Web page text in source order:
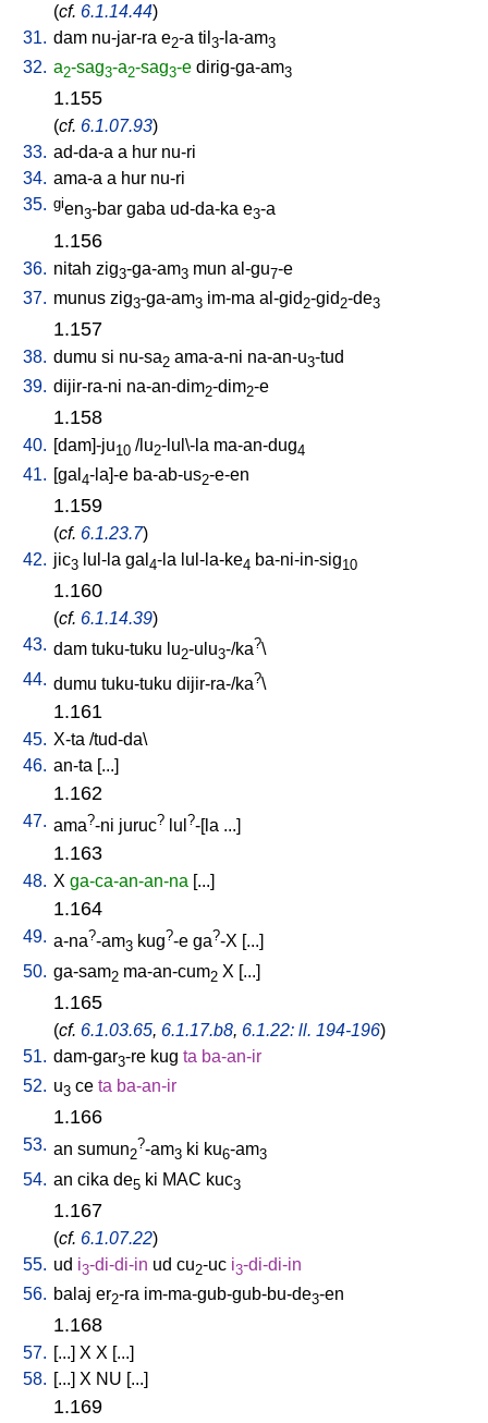
(cf. 6.1.14.44)
31. dam nu-jar-ra e2-a til 3-la-am3
32. a2-sag3-a2-sag3-e dirig-ga-am3
1.155
(cf. 6.1.07.93)
33. ad-da-a a hur nu-ri
34. ama-a a hur nu-ri
35. gien3-bar gaba ud-da-ka e3-a
1.156
36. nitah zig3-ga-am3 mun al-gu7-e
37. munus zig3-ga-am3 im-ma al-gid 2-gid 2-de3
1.157
38. dumu si nu-sa2 ama-a-ni na-an-u3-tud
39. dijir-ra-ni na-an-dim2-dim2-e
1.158
40. [dam]-ju10 /lu2-lul\-la ma-an-dug4
41. [gal 4-la]-e ba-ab-us2-e-en
1.159
(cf. 6.1.23.7)
42. jic3 lul-la gal 4-la lul-la-ke4 ba-ni-in-sig10
1.160
(cf. 6.1.14.39)
43. dam tuku-tuku lu2-ulu3-/ka?\
44. dumu tuku-tuku dijir-ra-/ka?\
1.161
45. X-ta /tud-da\
46. an-ta [...]
1.162
47. ama?-ni juruc? lul ?-[la ...]
1.163
48. X ga-ca-an-an-na [...]
1.164
49. a-na?-am3 kug?-e ga?-X [...]
50. ga-sam2 ma-an-cum2 X [...]
1.165
(cf. 6.1.03.65, 6.1.17.b8, 6.1.22: ll. 194-196)
51. dam-gar3-re kug ta ba-an-ir
52. u3 ce ta ba-an-ir
1.166
53. an sumun2
?-am3 ki ku6-am3
54. an cika de5 ki MAC kuc3
1.167
(cf. 6.1.07.22)
55. ud i3-di-di-in ud cu2-uc i3-di-di-in
56. balaj er2-ra im-ma-gub-gub-bu-de3-en
1.168
57. [...] X X [...]
58. [...] X NU [...]
1.169